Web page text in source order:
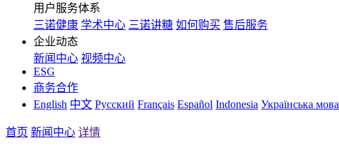
用户服务体系
三诺健康 学术中心 三诺讲糖 如何购买 售后服务
企业动态
新闻中心 视频中心
ESG
商务合作
English 中文 Русский Français Español Indonesia Українська мова
首页 新闻中心 详情